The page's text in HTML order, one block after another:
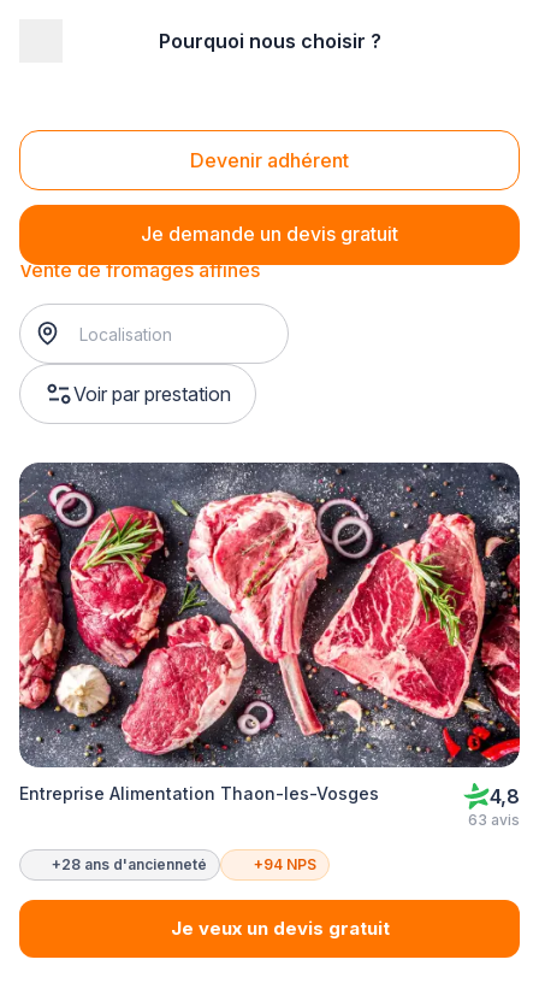
Pourquoi nous choisir ?
Devenir adhérent
Je demande un devis gratuit
Vente de fromages affinés
Vente de fromages affinés
Voir par prestation
Entreprise Alimentation Thaon-les-Vosges 4,8
63 avis
+28 ans d'ancienneté +94 NPS
Je veux un devis gratuit